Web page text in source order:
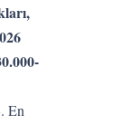
. En